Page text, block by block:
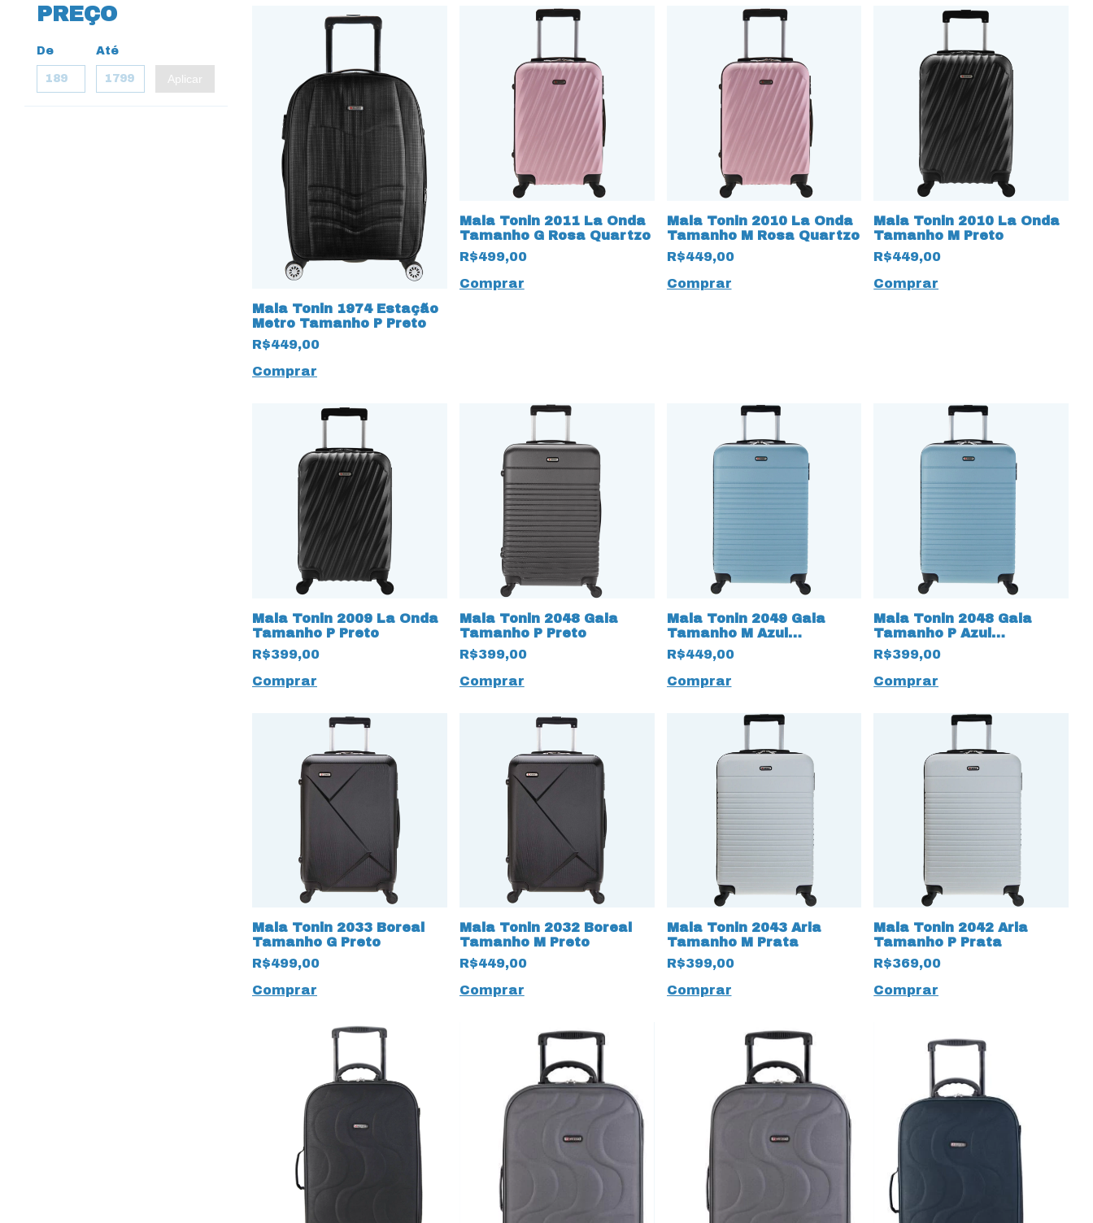
PREÇO
De Até
Aplicar
Mala Tonin 1974 Estação
Metro Tamanho P Preto
R$449,00
Mala Tonin 2011 La Onda
Tamanho G Rosa Quartzo
R$499,00
Mala Tonin 2010 La Onda
Tamanho M Rosa Quartzo
R$449,00
Mala Tonin 2010 La Onda
Tamanho M Preto
R$449,00
Mala Tonin 2009 La Onda
Tamanho P Preto
R$399,00
Mala Tonin 2048 Gaia
Tamanho P Preto
R$399,00
Mala Tonin 2049 Gaia
Tamanho M Azul
Turmalina
R$449,00
Mala Tonin 2048 Gaia
Tamanho P Azul
Turmalina
R$399,00
Mala Tonin 2033 Boreal
Tamanho G Preto
R$499,00
Mala Tonin 2032 Boreal
Tamanho M Preto
R$449,00
Mala Tonin 2043 Aria
Tamanho M Prata
R$399,00
Mala Tonin 2042 Aria
Tamanho P Prata
R$369,00